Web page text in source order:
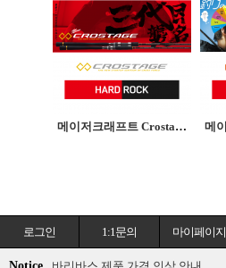
메이저크래프트 Crostage HARDROCK크로스테이지 하드락로드
로그인 1:1문의 마이페이지